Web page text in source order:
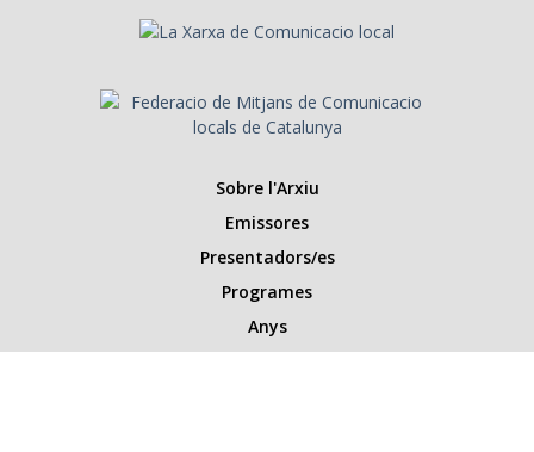
Sobre l'Arxiu
Emissores
Presentadors/es
Programes
Anys